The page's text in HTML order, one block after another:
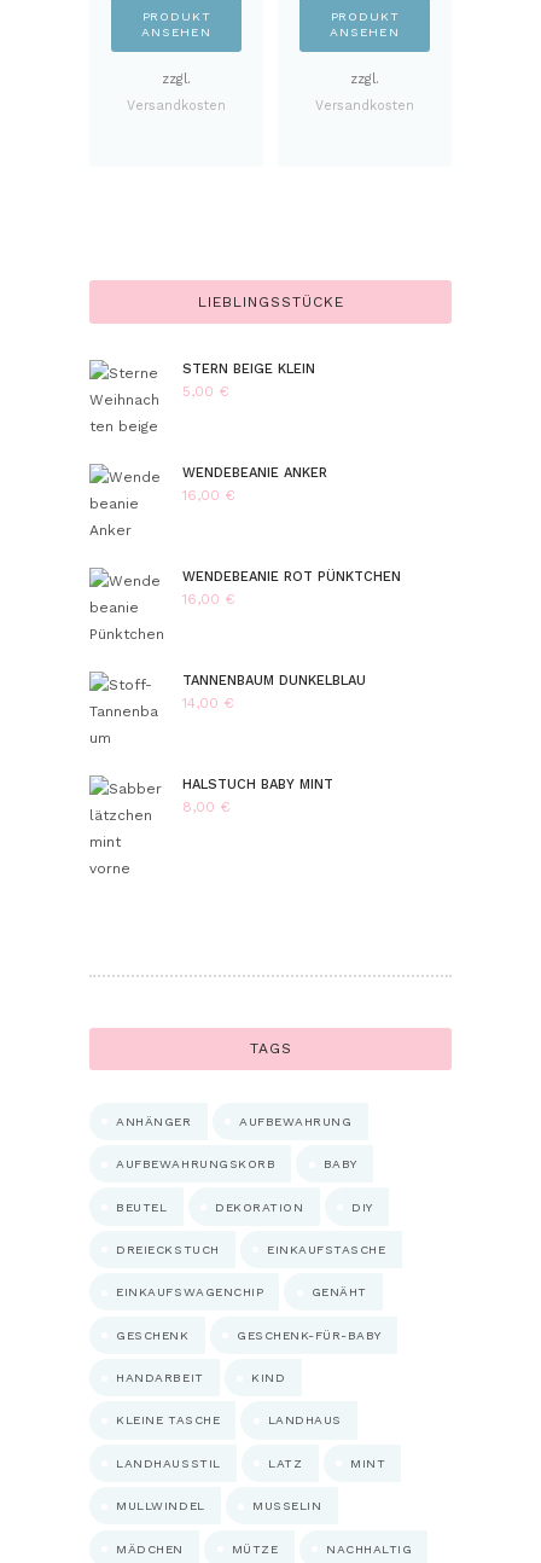
PRODUKT
ANSEHEN
zzgl.
Versandkosten
PRODUKT
ANSEHEN
zzgl.
Versandkosten
LIEBLINGSSTÜCKE
STERN BEIGE KLEIN
5,00 €
WENDEBEANIE ANKER
16,00 €
WENDEBEANIE ROT PÜNKTCHEN
16,00 €
TANNENBAUM DUNKELBLAU
14,00 €
HALSTUCH BABY MINT
8,00 €
TAGS
ANHÄNGER AUFBEWAHRUNG
AUFBEWAHRUNGSKORB BABY
BEUTEL DEKORATION DIY
DREIECKSTUCH EINKAUFSTASCHE
EINKAUFSWAGENCHIP GENÄHT
GESCHENK GESCHENK-FÜR-BABY
HANDARBEIT KIND
KLEINE TASCHE LANDHAUS
LANDHAUSSTIL LATZ MINT
MULLWINDEL MUSSELIN
MÄDCHEN MÜTZE NACHHALTIG